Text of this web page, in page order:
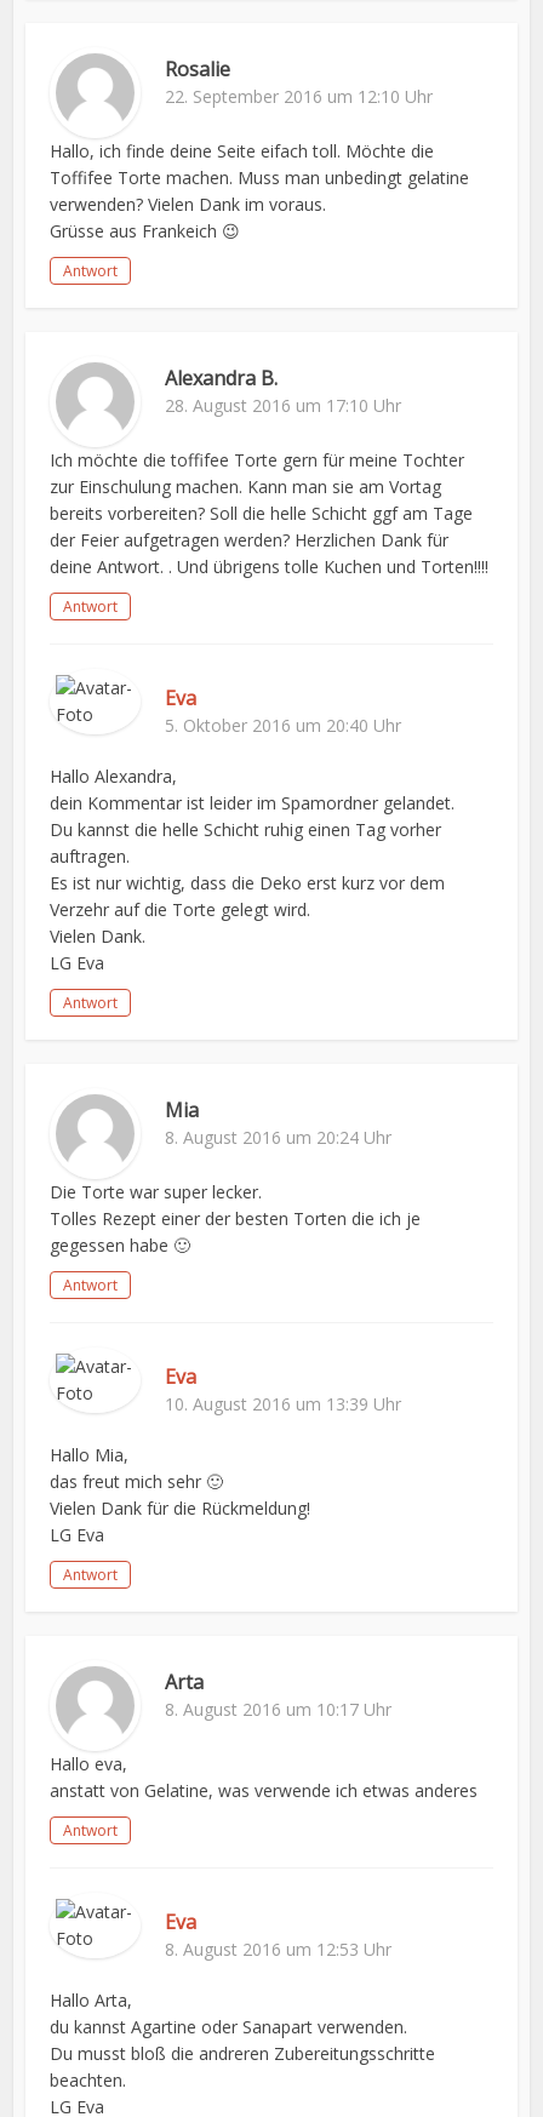
Rosalie
22. September 2016 um 12:10 Uhr
Hallo, ich finde deine Seite eifach toll. Möchte die
Toffifee Torte machen. Muss man unbedingt gelatine
verwenden? Vielen Dank im voraus.
Grüsse aus Frankeich 😉
Antwort
Alexandra B.
28. August 2016 um 17:10 Uhr
Ich möchte die toffifee Torte gern für meine Tochter
zur Einschulung machen. Kann man sie am Vortag
bereits vorbereiten? Soll die helle Schicht ggf am Tage
der Feier aufgetragen werden? Herzlichen Dank für
deine Antwort. . Und übrigens tolle Kuchen und Torten!!!!
Antwort
Eva
5. Oktober 2016 um 20:40 Uhr
Hallo Alexandra,
dein Kommentar ist leider im Spamordner gelandet.
Du kannst die helle Schicht ruhig einen Tag vorher
auftragen.
Es ist nur wichtig, dass die Deko erst kurz vor dem
Verzehr auf die Torte gelegt wird.
Vielen Dank.
LG Eva
Antwort
Mia
8. August 2016 um 20:24 Uhr
Die Torte war super lecker.
Tolles Rezept einer der besten Torten die ich je
gegessen habe 🙂
Antwort
Eva
10. August 2016 um 13:39 Uhr
Hallo Mia,
das freut mich sehr 🙂
Vielen Dank für die Rückmeldung!
LG Eva
Antwort
Arta
8. August 2016 um 10:17 Uhr
Hallo eva,
anstatt von Gelatine, was verwende ich etwas anderes
Antwort
Eva
8. August 2016 um 12:53 Uhr
Hallo Arta,
du kannst Agartine oder Sanapart verwenden.
Du musst bloß die andreren Zubereitungsschritte
beachten.
LG Eva